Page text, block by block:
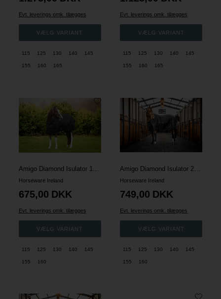
Evt. leverings omk. tilægges
115 125 130 140 145
155 160 165
Evt. leverings omk. tilægges
115 125 130 140 145
155 160 165
Amigo Diamond Isulator 100 G. - Sort
Horseware Ireland
675,00 DKK
Evt. leverings omk. tilægges
115 125 130 140 145
155 160
Amigo Diamond Isulator 200 G. - Sort
Horseware Ireland
749,00 DKK
Evt. leverings omk. tilægges
115 125 130 140 145
155 160